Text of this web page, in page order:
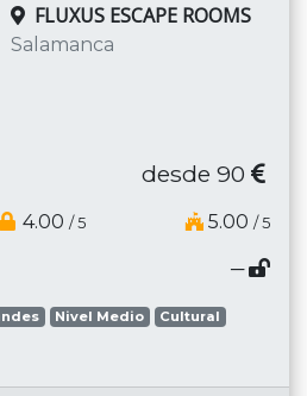
FLUXUS ESCAPE ROOMS
Salamanca
desde 90
4.00 / 5 5.00 / 5
─
Nivel Medio
Cultural